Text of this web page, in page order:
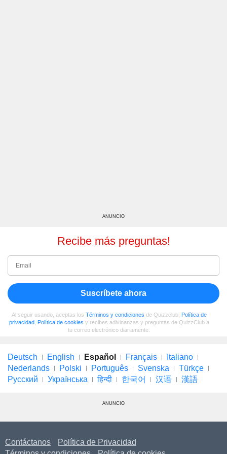
ANUNCIO
Recibe más preguntas!
Suscríbete ahora
Al seguir usando, aceptas los Términos y condiciones de Quizzclub, Política de
privacidad, Política de cookies y recibes adivinanzas y preguntas de QuizzClub a
tu correo electrónico diariamente.
Deutsch English Español Français
Italiano
Nederlands
Polski Português Svenska
Türkçe
Русский
Українська हिन्दी 한국어 汉语 漢語
ANUNCIO
Contáctanos
Política de Privacidad